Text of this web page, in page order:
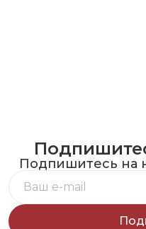
Подпишитесь на